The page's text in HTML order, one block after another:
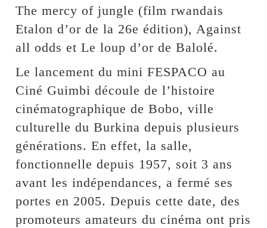
The mercy of jungle (film rwandais
Etalon d’or de la 26e édition), Against
all odds et Le loup d’or de Balolé.
Le lancement du mini FESPACO au
Ciné Guimbi découle de l’histoire
cinématographique de Bobo, ville
culturelle du Burkina depuis plusieurs
générations. En effet, la salle,
fonctionnelle depuis 1957, soit 3 ans
avant les indépendances, a fermé ses
portes en 2005. Depuis cette date, des
promoteurs amateurs du cinéma ont pris